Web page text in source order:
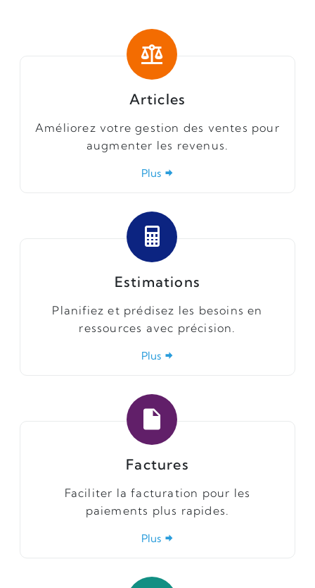
Articles
Améliorez votre gestion des ventes pour
augmenter les revenus.
Plus
Estimations
Planifiez et prédisez les besoins en
ressources avec précision.
Plus
Factures
Faciliter la facturation pour les
paiements plus rapides.
Plus